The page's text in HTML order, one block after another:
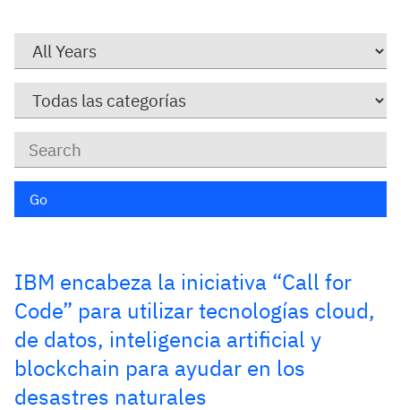
Go
IBM encabeza la iniciativa “Call for
Code” para utilizar tecnologías cloud,
de datos, inteligencia artificial y
blockchain para ayudar en los
desastres naturales